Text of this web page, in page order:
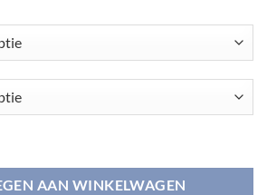
AAN WINKELWAGEN